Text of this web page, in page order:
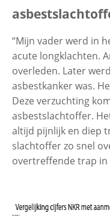
Zoeken
“Mijn vader werd in
acute longklachten.
overleden. Later
asbestkanker was.
Deze verzuchting
asbestslachtoffer.
altijd pijnlijk en diep
slachtoffer zo snel
overtreffende trap in